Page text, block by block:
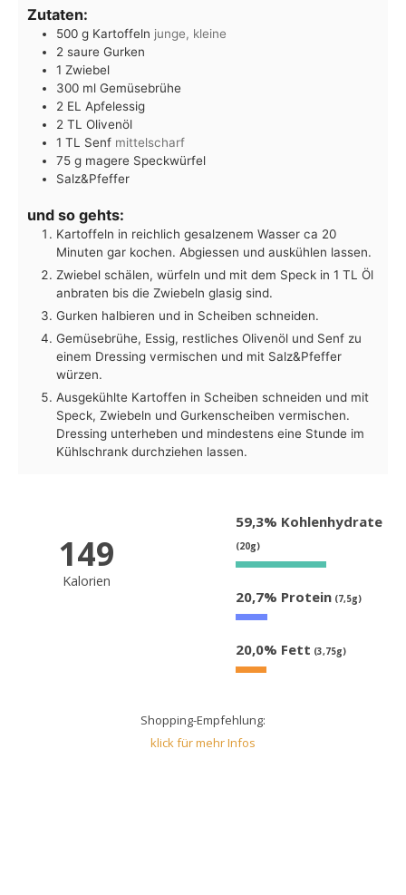
Zutaten:
500 g Kartoffeln junge, kleine
2 saure Gurken
1 Zwiebel
300 ml Gemüsebrühe
2 EL Apfelessig
2 TL Olivenöl
1 TL Senf mittelscharf
75 g magere Speckwürfel
Salz&Pfeffer
und so gehts:
Kartoffeln in reichlich gesalzenem Wasser ca 20
Minuten gar kochen. Abgiessen und auskühlen lassen.
Zwiebel schälen, würfeln und mit dem Speck in 1 TL Öl
anbraten bis die Zwiebeln glasig sind.
Gurken halbieren und in Scheiben schneiden.
Gemüsebrühe, Essig, restliches Olivenöl und Senf zu
einem Dressing vermischen und mit Salz&Pfeffer
würzen.
Ausgekühlte Kartoffen in Scheiben schneiden und mit
Speck, Zwiebeln und Gurkenscheiben vermischen.
Dressing unterheben und mindestens eine Stunde im
Kühlschrank durchziehen lassen.
59,3% Kohlenhydrate
(20g)
20,7% Protein (7,5g)
20,0% Fett (3,75g)
149
Kalorien
Shopping-Empfehlung:
klick für mehr Infos